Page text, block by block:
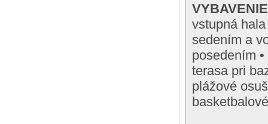
VYBAVENIE
vstupná
sedením a
posedením
terasa pri
plážové